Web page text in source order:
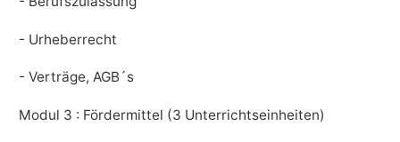
- Urheberrecht
- Verträge, AGB´s
Modul 3 : Fördermittel (3 Unterrichtseinheiten)